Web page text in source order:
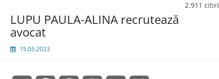
2.911 citiri
LUPU PAULA-ALINA recrutează
avocat
15.05.2023